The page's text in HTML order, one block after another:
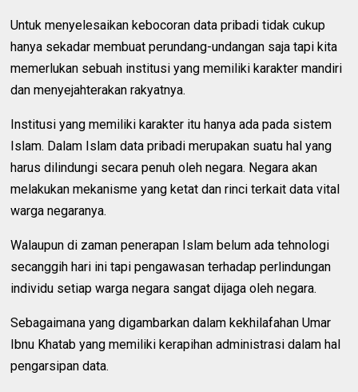
Untuk menyelesaikan kebocoran data pribadi tidak cukup
hanya sekadar membuat perundang-undangan saja tapi kita
memerlukan sebuah institusi yang memiliki karakter mandiri
dan menyejahterakan rakyatnya.
Institusi yang memiliki karakter itu hanya ada pada sistem
Islam. Dalam Islam data pribadi merupakan suatu hal yang
harus dilindungi secara penuh oleh negara. Negara akan
melakukan mekanisme yang ketat dan rinci terkait data vital
warga negaranya.
Walaupun di zaman penerapan Islam belum ada tehnologi
secanggih hari ini tapi pengawasan terhadap perlindungan
individu setiap warga negara sangat dijaga oleh negara.
Sebagaimana yang digambarkan dalam kekhilafahan Umar
Ibnu Khatab yang memiliki kerapihan administrasi dalam hal
pengarsipan data.